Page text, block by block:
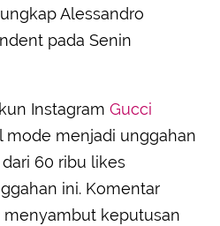
Alessandro
pada Senin
Instagram Gucci
mode menjadi unggahan
60 ribu likes
ini. Komentar
keputusan